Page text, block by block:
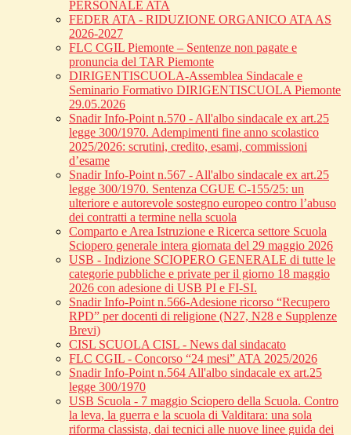
PERSONALE ATA
FEDER ATA - RIDUZIONE ORGANICO ATA AS
2026-2027
FLC CGIL Piemonte – Sentenze non pagate e
pronuncia del TAR Piemonte
DIRIGENTISCUOLA-Assemblea Sindacale e
Seminario Formativo DIRIGENTISCUOLA Piemonte
29.05.2026
Snadir Info-Point n.570 - All'albo sindacale ex art.25
legge 300/1970. Adempimenti fine anno scolastico
2025/2026: scrutini, credito, esami, commissioni
d’esame
Snadir Info-Point n.567 - All'albo sindacale ex art.25
legge 300/1970. Sentenza CGUE C‑155/25: un
ulteriore e autorevole sostegno europeo contro l’abuso
dei contratti a termine nella scuola
Comparto e Area Istruzione e Ricerca settore Scuola
Sciopero generale intera giornata del 29 maggio 2026
USB - Indizione SCIOPERO GENERALE di tutte le
categorie pubbliche e private per il giorno 18 maggio
2026 con adesione di USB PI e FI-SI.
Snadir Info-Point n.566-Adesione ricorso “Recupero
RPD” per docenti di religione (N27, N28 e Supplenze
Brevi)
CISL SCUOLA CISL - News dal sindacato
FLC CGIL - Concorso “24 mesi” ATA 2025/2026
Snadir Info-Point n.564 All'albo sindacale ex art.25
legge 300/1970
USB Scuola - 7 maggio Sciopero della Scuola. Contro
la leva, la guerra e la scuola di Valditara: una sola
riforma classista, dai tecnici alle nuove linee guida dei